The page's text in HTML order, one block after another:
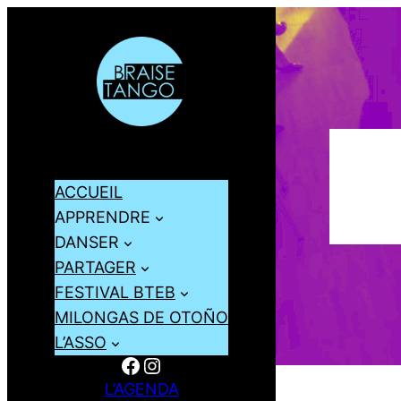
ACCUEIL
APPRENDRE
DANSER
PARTAGER
FESTIVAL BTEB
MILONGAS DE OTOÑO
L’ASSO
Facebook Instagram
L’AGENDA